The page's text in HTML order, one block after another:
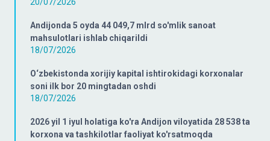
Andijonda 5 oyda 44 049,7 mlrd so'mlik sanoat
mahsulotlari ishlab chiqarildi
18/07/2026
O‘zbekistonda xorijiy kapital ishtirokidagi korxonalar
soni ilk bor 20 mingtadan oshdi
18/07/2026
2026 yil 1 iyul holatiga ko'ra Andijon viloyatida 28 538 ta
korxona va tashkilotlar faoliyat ko'rsatmoqda